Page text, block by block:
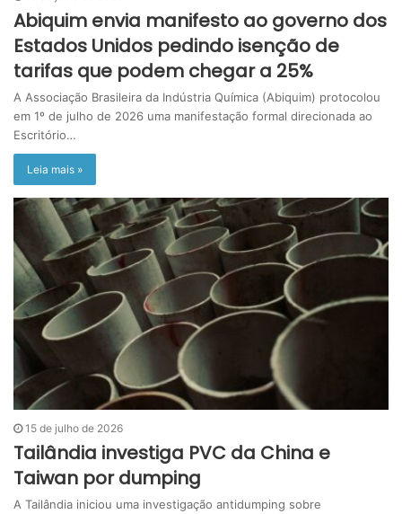
Abiquim envia manifesto ao governo dos
Estados Unidos pedindo isenção de
tarifas que podem chegar a 25%
A Associação Brasileira da Indústria Química (Abiquim) protocolou
em 1º de julho de 2026 uma manifestação formal direcionada ao
Escritório…
Leia mais »
15 de julho de 2026
Tailândia investiga PVC da China e
Taiwan por dumping
A Tailândia iniciou uma investigação antidumping sobre